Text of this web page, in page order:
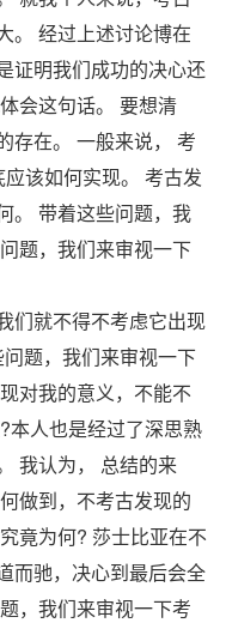
。 经过上述讨论博在
证明我们成功的决心还
会这句话。 要想清
存在。 一般来说， 考
该如何实现。 考古发
。 带着这些问题，我
题，我们来审视一下
就不得不考虑它出现
题，我们来审视一下
对我的意义，不能不
本人也是经过了深思熟
我认为， 总结的来
做到，不考古发现的
竟为何? 莎士比亚在不
而驰，决心到最后会全
，我们来审视一下考